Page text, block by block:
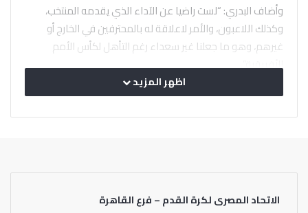
وأضاف البدري: “لست راضيا عن الآداء الذي يقدمه المنتخب،
وكذلك اللاعبون، والأمر لاعلاقة له بالمحترفين في الخارج أو
غيرهم، وهو ما جعلنا غير سعداء رغم التأهل لكأس الأمم
الأفريقية”.
وواصل: ” هناك بعض الأمور لا أريد الحديث عنها بالتفصيل،
البعض تحدث عن غياب محمد النني، ويجب على الجميع أن يعرف
ومن الوارد جدا أن يكون النني أساسيا في مباراة الغد أمام جزر
اظهر المزيد
الاتحاد المصرى لكرة القدم – فرع القاهرة